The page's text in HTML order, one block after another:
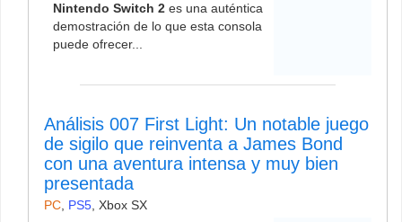
Nintendo Switch 2 es una auténtica
demostración de lo que esta consola
puede ofrecer...
Análisis 007 First Light: Un notable juego
de sigilo que reinventa a James Bond
con una aventura intensa y muy bien
presentada
PC PS5 Xbox SX